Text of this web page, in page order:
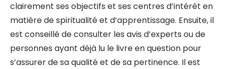
clairement ses objectifs et ses centres d’intérêt en
matière de spiritualité et d’apprentissage. Ensuite, il
est conseillé de consulter les avis d’experts ou de
personnes ayant déjà lu le livre en question pour
s’assurer de sa qualité et de sa pertinence. Il est